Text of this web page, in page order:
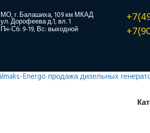
МО, г. Балашиха, 109 км МКАД
ул. Дорофеева д.1, вл. 1
Пн-Сб: 9-19, Вс: выходной